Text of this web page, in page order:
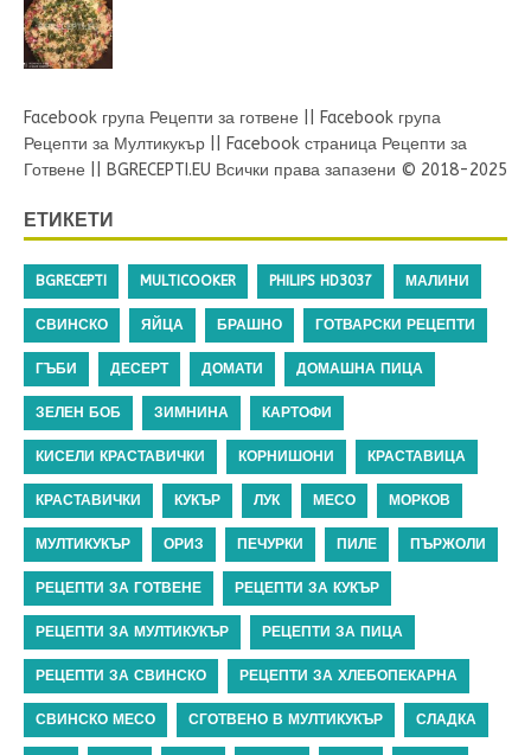
Facebook група Рецепти за готвене
Facebook група
Рецепти за Мултикукър
Facebook страница Рецепти за
Готвене
BGRECEPTI.EU Всички права запазени © 2018-2025
ЕТИКЕТИ
BGRECEPTI MULTICOOKER PHILIPS HD3037 МАЛИНИ
СВИНСКО ЯЙЦА БРАШНО ГОТВАРСКИ РЕЦЕПТИ
ГЪБИ ДЕСЕРТ ДОМАТИ ДОМАШНА ПИЦА
ЗЕЛЕН БОБ ЗИМНИНА КАРТОФИ
КИСЕЛИ КРАСТАВИЧКИ КОРНИШОНИ КРАСТАВИЦА
КРАСТАВИЧКИ КУКЪР ЛУК МЕСО МОРКОВ
МУЛТИКУКЪР ОРИЗ ПЕЧУРКИ ПИЛЕ ПЪРЖОЛИ
РЕЦЕПТИ ЗА ГОТВЕНЕ РЕЦЕПТИ ЗА КУКЪР
РЕЦЕПТИ ЗА МУЛТИКУКЪР РЕЦЕПТИ ЗА ПИЦА
РЕЦЕПТИ ЗА СВИНСКО РЕЦЕПТИ ЗА ХЛЕБОПЕКАРНА
СВИНСКО МЕСО СГОТВЕНО В МУЛТИКУКЪР СЛАДКА